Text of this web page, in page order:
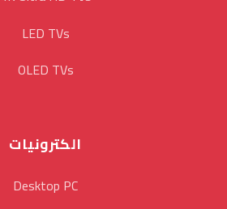
LED TVs
OLED TVs
الكترونيات
Desktop PC